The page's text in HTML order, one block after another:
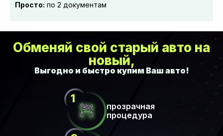
Просто: по 2 документам
Обменяй свой старый авто на
новый,
прозрачная
процедура